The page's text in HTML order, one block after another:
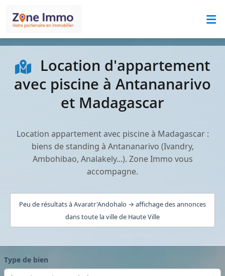
Location d'appartement
avec piscine à Antananarivo
et Madagascar
Location appartement avec piscine à Madagascar :
biens de standing à Antananarivo (Ivandry,
Ambohibao, Analakely...). Zone Immo vous
accompagne.
Peu de résultats à Avaratr'Andohalo → affichage des annonces
dans toute la ville de Haute Ville
Type de bien